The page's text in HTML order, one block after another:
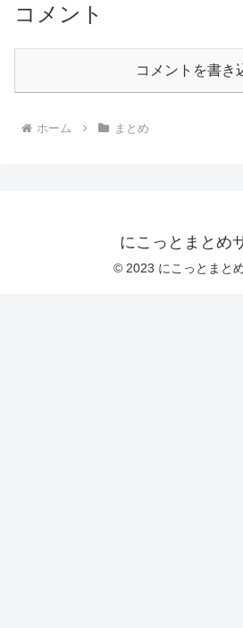
コメント
コメントを書き
ホーム まとめ
にこっとまとめ
© 2023 にこっとまと